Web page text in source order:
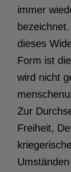
immer
dieses
Form ist
wird nicht
Zur
Freiheit,